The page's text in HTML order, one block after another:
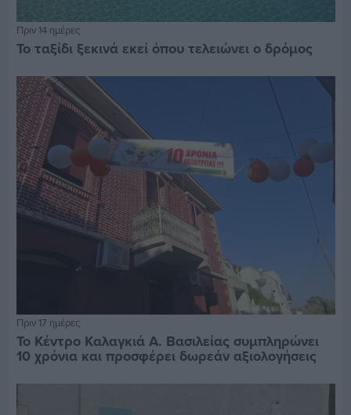
Πριν 14 ημέρες
Το ταξίδι ξεκινά εκεί όπου τελειώνει ο δρόμος
Πριν 17 ημέρες
Το Κέντρο Καλαγκιά Α. Βασιλείας συμπληρώνει
10 χρόνια και προσφέρει δωρεάν αξιολογήσεις